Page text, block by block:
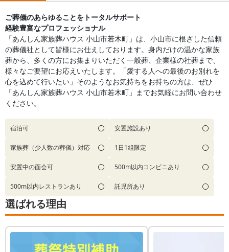
ご葬儀のあらゆることをトータルサポート
経験豊富なプロフェッショナル
「あんしん家族葬ハウス 小山市若木町」は、小山市に根ざした信頼
の葬儀社として皆様にお仕えしております。身内だけの温かな家族
葬から、多くの方にお集まりいただく一般葬、企業様の社葬まで、
様々なご要望にお応えいたします。「愛する人への最後のお別れを
心を込めて行いたい」そのようなお気持ちをお持ちの方は、ぜひ
「あんしん家族葬ハウス 小山市若木町」までお気軽にお問い合わせ
ください。
宿泊可 安置施設あり
家族葬（少人数の葬儀）対応 1日1組限定
安置中の面会可 500m以内コンビニあり
500m以内レストランあり 託児所あり
選ばれる理由